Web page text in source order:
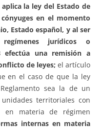
la ley del Estado de
en el momento
Estado español, y al ser
jurídicos o
efectúa una remisión a
de leyes; el artículo
en el caso de que la ley
sea la de un
territoriales con
en materia de régimen
internas en materia